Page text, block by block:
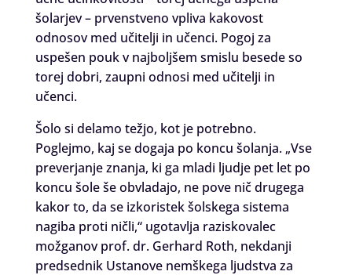
šolarjev – prvenstveno vpliva kakovost
odnosov med učitelji in učenci. Pogoj za
uspešen pouk v najboljšem smislu besede so
torej dobri, zaupni odnosi med učitelji in
učenci.
Šolo si delamo težjo, kot je potrebno.
Poglejmo, kaj se dogaja po koncu šolanja. „Vse
preverjanje znanja, ki ga mladi ljudje pet let po
koncu šole še obvladajo, ne pove nič drugega
kakor to, da se izkoristek šolskega sistema
nagiba proti ničli,“ ugotavlja raziskovalec
možganov prof. dr. Gerhard Roth, nekdanji
predsednik Ustanove nemškega ljudstva za